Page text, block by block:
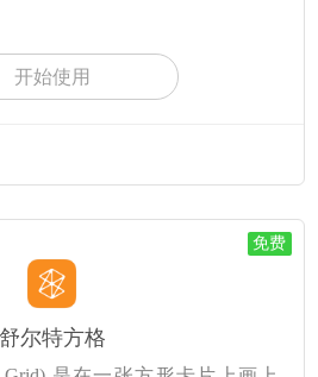
开始使用
免费
舒尔特方格